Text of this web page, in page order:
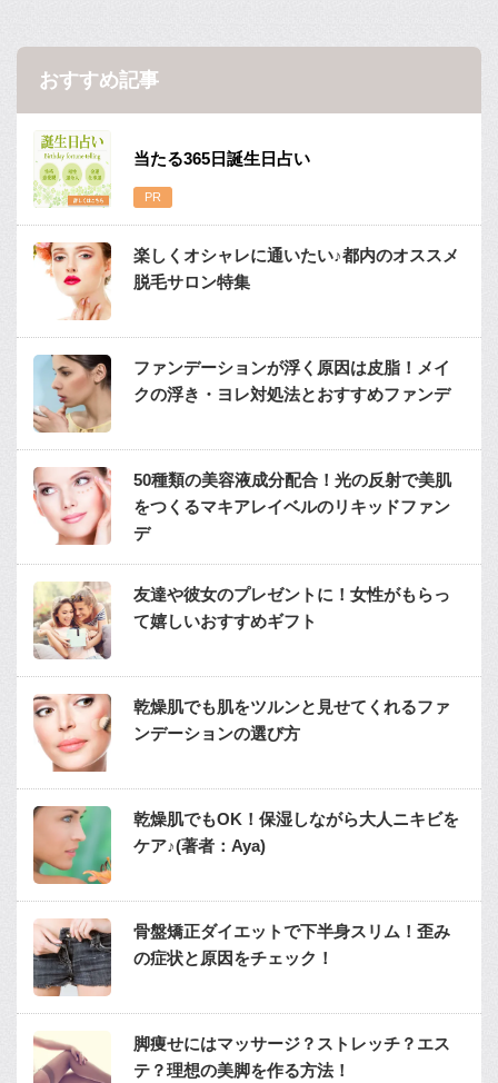
おすすめ記事
当たる365日誕生日占い
楽しくオシャレに通いたい♪都内のオススメ
脱毛サロン特集
ファンデーションが浮く原因は皮脂！メイ
クの浮き・ヨレ対処法とおすすめファンデ
50種類の美容液成分配合！光の反射で美肌
をつくるマキアレイベルのリキッドファン
デ
友達や彼女のプレゼントに！女性がもらっ
て嬉しいおすすめギフト
乾燥肌でも肌をツルンと見せてくれるファ
ンデーションの選び方
乾燥肌でもOK！保湿しながら大人ニキビを
ケア♪(著者：Aya)
骨盤矯正ダイエットで下半身スリム！歪み
の症状と原因をチェック！
脚痩せにはマッサージ？ストレッチ？エス
テ？理想の美脚を作る方法！